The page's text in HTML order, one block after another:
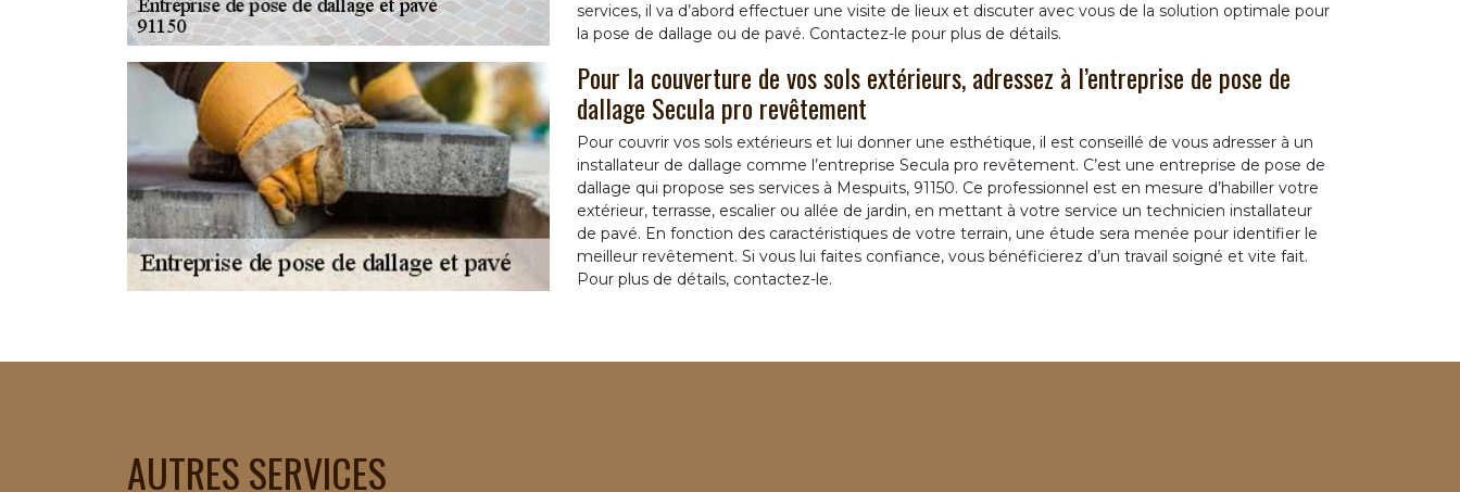
services, il va d’abord effectuer une visite de lieux et discuter avec vous de la solution optimale pour
la pose de dallage ou de pavé. Contactez-le pour plus de détails.
Pour la couverture de vos sols extérieurs, adressez à l’entreprise de pose de
dallage Secula pro revêtement
Pour couvrir vos sols extérieurs et lui donner une esthétique, il est conseillé de vous adresser à un
installateur de dallage comme l’entreprise Secula pro revêtement. C’est une entreprise de pose de
dallage qui propose ses services à Mespuits, 91150. Ce professionnel est en mesure d’habiller votre
extérieur, terrasse, escalier ou allée de jardin, en mettant à votre service un technicien installateur
de pavé. En fonction des caractéristiques de votre terrain, une étude sera menée pour identifier le
meilleur revêtement. Si vous lui faites confiance, vous bénéficierez d’un travail soigné et vite fait.
Pour plus de détails, contactez-le.
AUTRES SERVICES